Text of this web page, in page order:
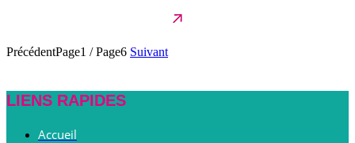
PrécédentPage1 / Page6 Suivant
LIENS RAPIDES
Accueil